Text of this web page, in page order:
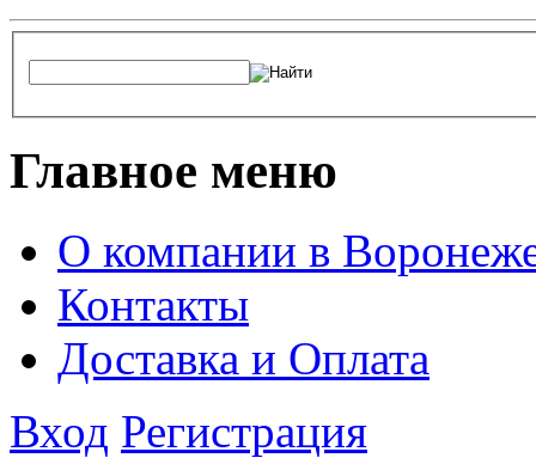
Главное меню
О компании в
Контакты
Доставка и Оплата
Вход Регистрация